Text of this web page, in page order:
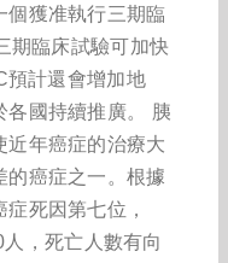
個獲准執行三期臨
期臨床試驗可加快
預計還會增加地
各國持續推廣。 胰
近年癌症的治療大
的癌症之一。根據
死因第七位，
，死亡人數有向